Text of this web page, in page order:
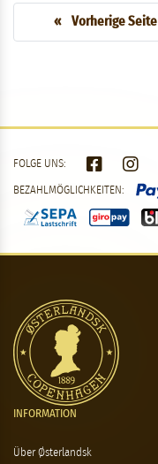
« Vorherige Seite
FOLGE UNS:
BEZAHLMÖGLICHKEITEN:
INFORMATION
Über Østerlandsk